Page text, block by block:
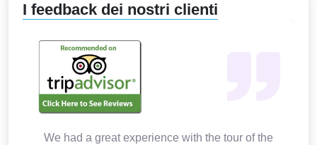
I feedback dei nostri clienti
We had a great experience with the tour of the